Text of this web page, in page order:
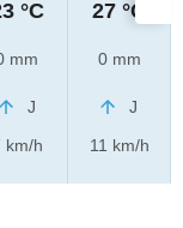
°C
mm
J
km/h
27 °C
0 mm
J
11 km/h